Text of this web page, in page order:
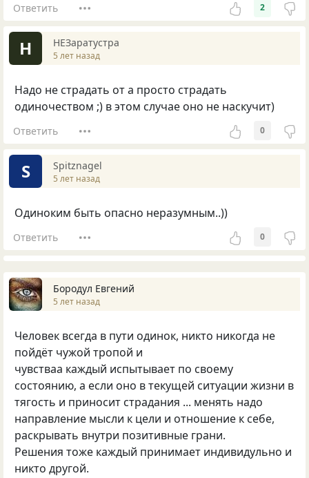
Ответить 2
Н НЕЗаратустра
5 лет назад
Надо не страдать от а просто страдать
одиночеством ;) в этом случае оно не наскучит)
Ответить 0
S Spitznagel
5 лет назад
Одиноким быть опасно неразумным..))
Ответить 0
Бородул Евгений
5 лет назад
Человек всегда в пути одинок, никто никогда не
пойдёт чужой тропой и
чувстваа каждый испытывает по своему
состоянию, а если оно в текущей ситуации жизни в
тягость и приносит страдания ... менять надо
направление мысли к цели и отношение к себе,
раскрывать внутри позитивные грани.
Решения тоже каждый принимает индивидульно и
никто другой.